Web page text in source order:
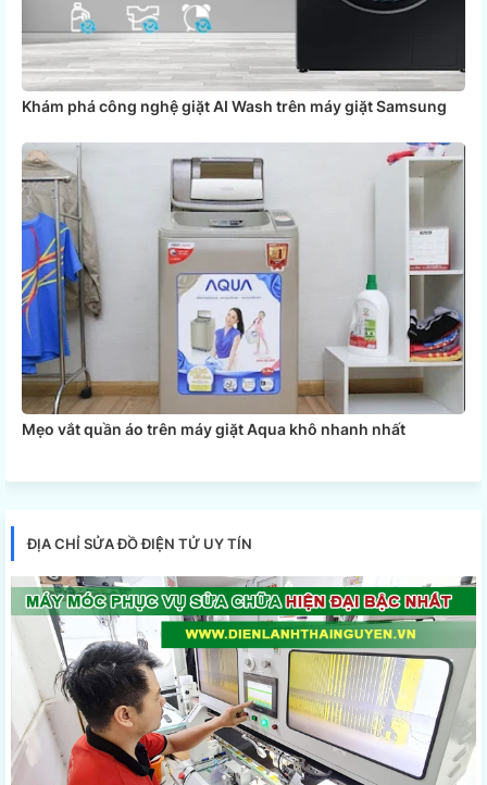
Khám phá công nghệ giặt AI Wash trên máy giặt Samsung
Mẹo vắt quần áo trên máy giặt Aqua khô nhanh nhất
ĐỊA CHỈ SỬA ĐỒ ĐIỆN TỬ UY TÍN